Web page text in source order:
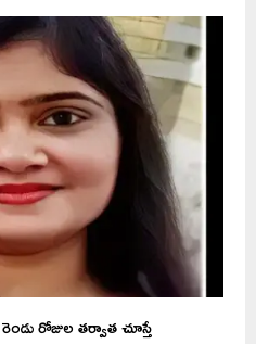
రోజుల తర్వాత చూస్తే